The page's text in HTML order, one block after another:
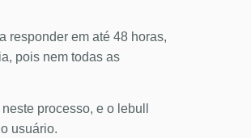
responder em até 48 horas,
pois nem todas as
processo, e o lebull
usuário.